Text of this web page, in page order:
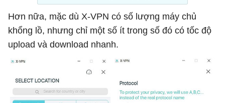
Hơn nữa, mặc dù X-VPN có số lượng máy chủ
khổng lồ, nhưng chỉ một số ít trong số đó có tốc độ
upload và download nhanh.